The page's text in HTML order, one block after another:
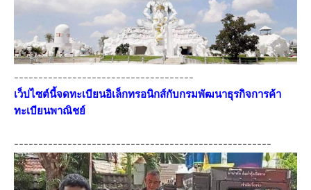
-------------------------------------
เว็ปไซต์นี้จดทะเบียนอิเล็กทรอนิกส์กับกรมพัฒนาธุรกิจการค้า
ทะเบียนพาณิชย์
-----------------------------------------------------